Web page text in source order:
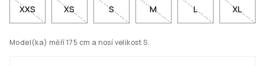
XXS XS S M L XL
Model(ka) měří 175 cm a nosí velikost S.